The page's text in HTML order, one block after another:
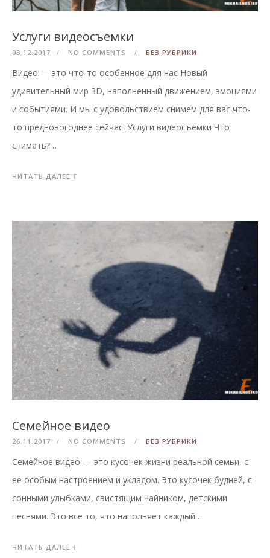
Услуги видеосъемки
03.12.2017 NO COMMENTS БЕЗ РУБРИКИ
Видео — это что-то особенное для нас Новый
удивительный мир 3D, наполненный движением, эмоциями
и событиями. И мы с удовольствием снимем для вас что-
то предновогоднее сейчас! Услуги видеосъемки Что
снимать?…
ЧИТАТЬ ДАЛЕЕ
Семейное видео
26.11.2017 NO COMMENTS БЕЗ РУБРИКИ
Семейное видео — это кусочек жизни реальной семьи, с
ее особым настроением и укладом. Это кусочек будней, с
сонными улыбками, свистящим чайником, детскими
песнями. Это все то, что наполняет каждый…
ЧИТАТЬ ДАЛЕЕ